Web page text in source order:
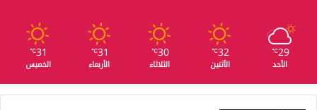
29
℃
الأحد
32
℃
الأثنين
30
℃
الثلاثاء
31
℃
الأربعاء
31
℃
الخميس